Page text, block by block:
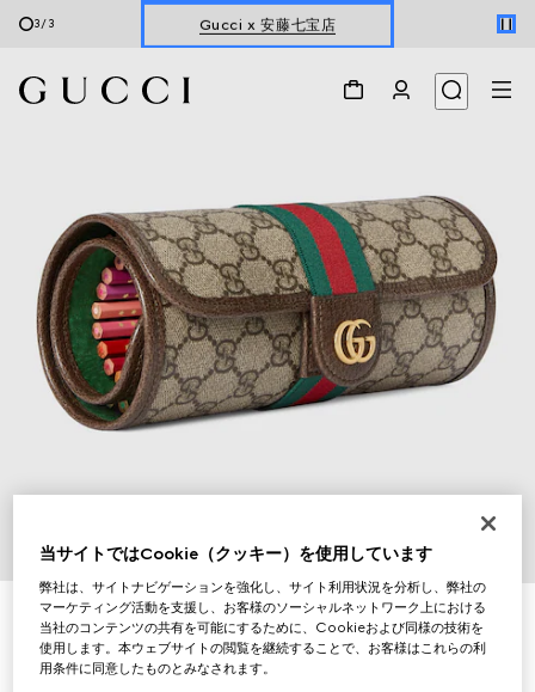
3/3 Gucci x 安藤七宝店
イニシャルを入れてカスタマイズ
ダブルG カラーペンシル セット
￥104,500
当サイトではCookie（クッキー）を使用しています
弊社は、サイトナビゲーションを強化し、サイト利用状況を分析し、弊社の
マーケティング活動を支援し、お客様のソーシャルネットワーク上における
当社のコンテンツの共有を可能にするために、Cookieおよび同様の技術を
使用します。本ウェブサイトの閲覧を継続することで、お客様はこれらの利
用条件に同意したものとみなされます。